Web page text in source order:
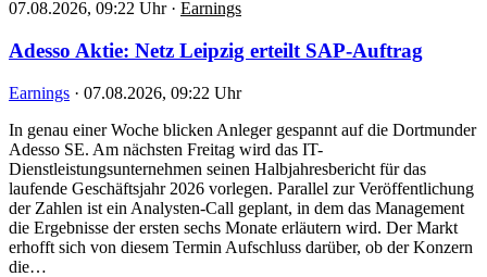
07.08.2026, 09:22 Uhr · Earnings
Adesso Aktie: Netz Leipzig erteilt SAP-Auftrag
Earnings · 07.08.2026, 09:22 Uhr
In genau einer Woche blicken Anleger gespannt auf die Dortmunder
Adesso SE. Am nächsten Freitag wird das IT-
Dienstleistungsunternehmen seinen Halbjahresbericht für das
laufende Geschäftsjahr 2026 vorlegen. Parallel zur Veröffentlichung
der Zahlen ist ein Analysten-Call geplant, in dem das Management
die Ergebnisse der ersten sechs Monate erläutern wird. Der Markt
erhofft sich von diesem Termin Aufschluss darüber, ob der Konzern
die…